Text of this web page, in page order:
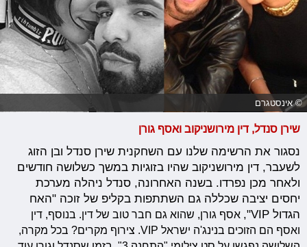
© אינסטגרם
שירן סנדל, דין מירושניקוב ואסף גורן
נסגור את הרשימה שלנו עם השחקנית שירן סנדל ובן הזוג
לשעבר, דין מירושניקוב שהיו בזוגיות במשך כשלושה חודשים
ולאחר מכן נפרדו. בשנה האחרונה, סנדל ניהלה מערכת
יחסים יציבה שכללה גם השתתפות בקליפ של זוכה "האח
הגדול VIP",
אסף גורן, שהוא גם חבר טוב של דין. בנוסף, דין
ואסף הם הזוכים בנינג'ה ישראל VIP. צירוף מקרים? בכל מקרה,